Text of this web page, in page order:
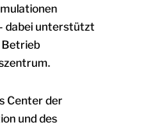
dabei unterstützt
Betrieb
Center der
und des